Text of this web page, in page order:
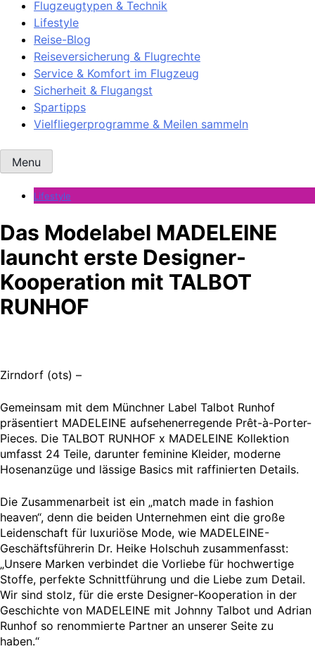
Flugzeugtypen & Technik
Lifestyle
Reise-Blog
Reiseversicherung & Flugrechte
Service & Komfort im Flugzeug
Sicherheit & Flugangst
Spartipps
Vielfliegerprogramme & Meilen sammeln
Menu
Lifestyle
Das Modelabel MADELEINE
launcht erste Designer-
Kooperation mit TALBOT
RUNHOF
Zirndorf (ots) –
Gemeinsam mit dem Münchner Label Talbot Runhof
präsentiert MADELEINE aufsehenerregende Prêt-à-Porter-
Pieces. Die TALBOT RUNHOF x MADELEINE Kollektion
umfasst 24 Teile, darunter feminine Kleider, moderne
Hosenanzüge und lässige Basics mit raffinierten Details.
Die Zusammenarbeit ist ein „match made in fashion
heaven“, denn die beiden Unternehmen eint die große
Leidenschaft für luxuriöse Mode, wie MADELEINE-
Geschäftsführerin Dr. Heike Holschuh zusammenfasst:
„Unsere Marken verbindet die Vorliebe für hochwertige
Stoffe, perfekte Schnittführung und die Liebe zum Detail.
Wir sind stolz, für die erste Designer-Kooperation in der
Geschichte von MADELEINE mit Johnny Talbot und Adrian
Runhof so renommierte Partner an unserer Seite zu
haben.“